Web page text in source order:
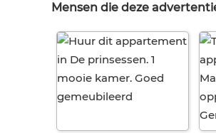
Mensen die deze